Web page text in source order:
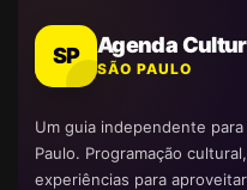
SP Agenda
SÃO PAULO
Um guia independente
Paulo. Programação
experiências para